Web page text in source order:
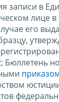
записи в
лице в
его